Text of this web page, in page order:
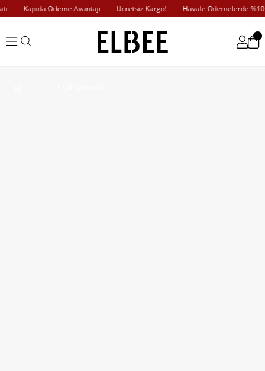
Kapıda Ödeme Avantajı Ücretsiz Kargo! Havale Ödemelerde %10